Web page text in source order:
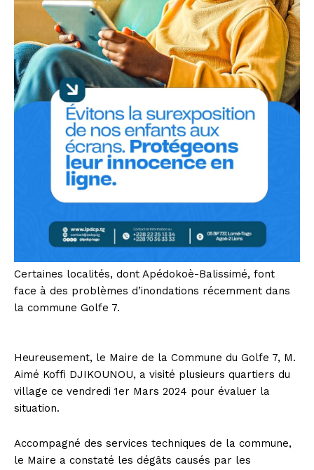
Certaines localités, dont Apédokoè-Balissimé, font
face à des problèmes d’inondations récemment dans
la commune Golfe 7.
Heureusement, le Maire de la Commune du Golfe 7, M.
Aimé Koffi DJIKOUNOU, a visité plusieurs quartiers du
village ce vendredi 1er Mars 2024 pour évaluer la
situation.
Accompagné des services techniques de la commune,
le Maire a constaté les dégâts causés par les